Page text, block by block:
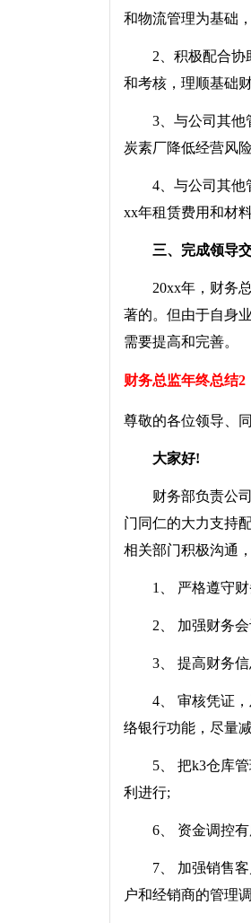
和物流管理为基础
2、积极配合协助
和考核，理顺基础
3、与公司其他管
炭素厂降低经营风
4、与公司其他管
xx年租赁费用和材
三、完成领导
20xx年，财务总
著的。但由于自身
需要提高和完善。
财务总监年终总结2
尊敬的各位领导、同
大家好!
财务部负责公司
门同仁的大力支持
相关部门积极沟通
1、 严格遵守财
2、 加强财务会
3、 提高财务信
4、 审核凭证，
络银行功能，尽量
5、 把k3仓库管
利进行;
6、 资金调控有
7、 加强销售客
户和经销商的管理